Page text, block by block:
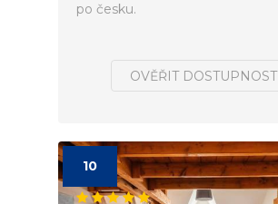
po česku.
OVĚŘIT DOSTUPNOST
10